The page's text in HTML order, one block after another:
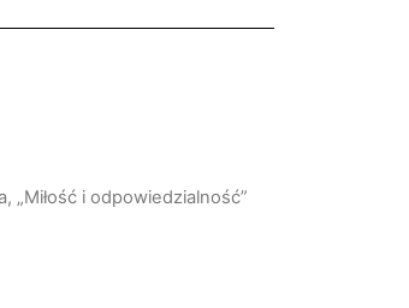
„Miłość i odpowiedzialność”